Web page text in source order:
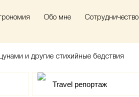
Обо мне Сотрудничество
и другие стихийные бедствия
Travel репортаж